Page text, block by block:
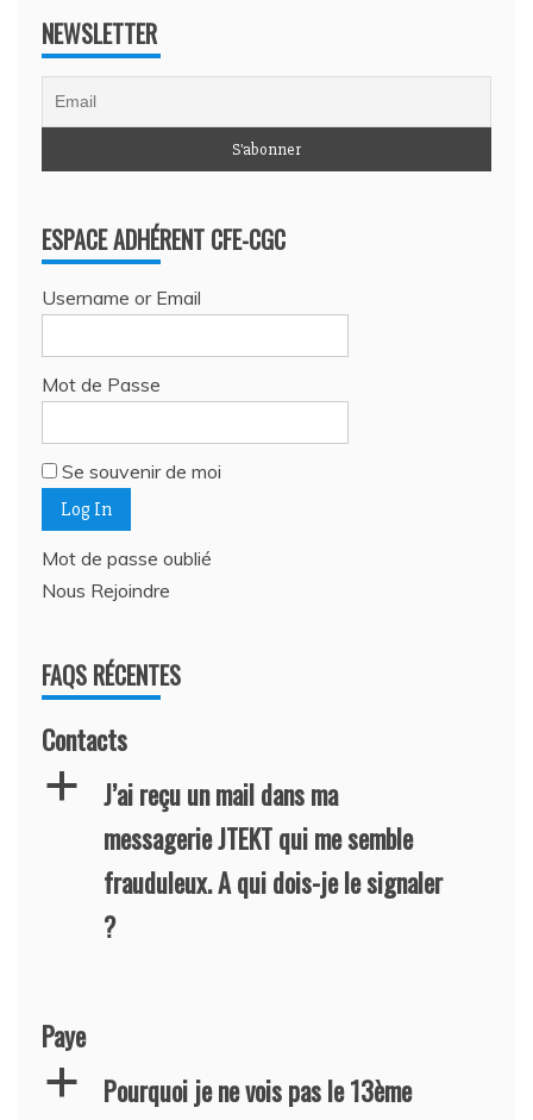
NEWSLETTER
ESPACE ADHÉRENT CFE-CGC
Username or Email
Mot de Passe
Se souvenir de moi
Mot de passe oublié
Nous Rejoindre
FAQS RÉCENTES
Contacts
a
J’ai reçu un mail dans ma
messagerie JTEKT qui me semble
frauduleux. A qui dois-je le signaler
?
Paye
a
Pourquoi je ne vois pas le 13ème